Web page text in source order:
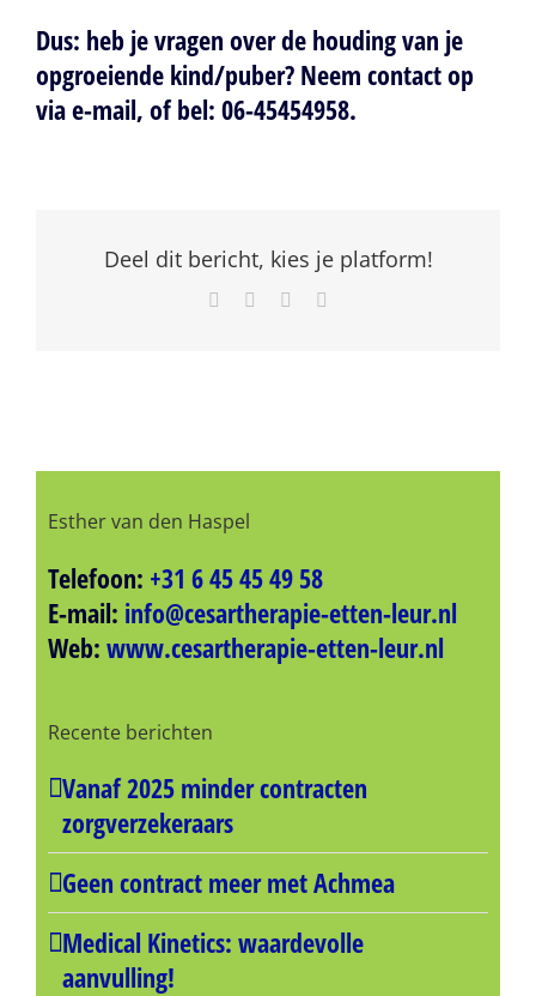
Dus: heb je vragen over de houding van je
opgroeiende kind/puber? Neem contact op
via e-mail, of bel: 06-45454958.
Deel dit bericht, kies je platform!
FacebookLinkedInPinterest
Esther van den Haspel
Telefoon: +31 6 45 45 49 58
E-mail: info@cesartherapie-etten-leur.nl
Web: www.cesartherapie-etten-leur.nl
Recente berichten
Vanaf 2025 minder contracten
zorgverzekeraars
Geen contract meer met Achmea
Medical Kinetics: waardevolle
aanvulling!